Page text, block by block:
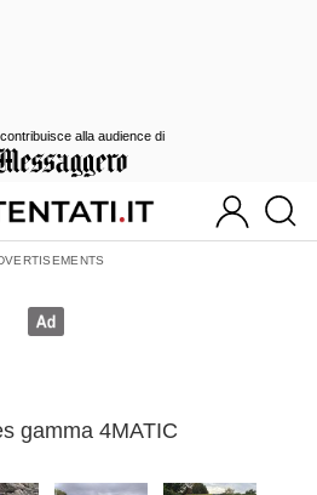
gamma 4MATIC
alla audience di